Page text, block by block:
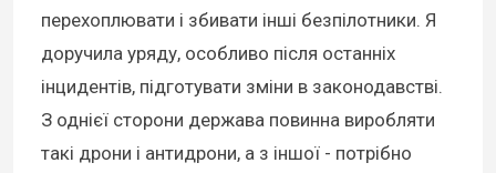
перехоплювати і збивати інші безпілотники. Я
доручила уряду, особливо після останніх
інцидентів, підготувати зміни в законодавстві.
З однієї сторони держава повинна виробляти
такі дрони і антидрони, а з іншої - потрібно